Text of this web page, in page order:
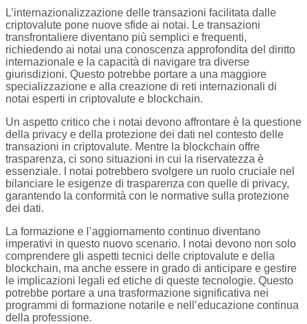
L’internazionalizzazione delle transazioni facilitata dalle
criptovalute pone nuove sfide ai notai. Le transazioni
transfrontaliere diventano più semplici e frequenti,
richiedendo ai notai una conoscenza approfondita del diritto
internazionale e la capacità di navigare tra diverse
giurisdizioni. Questo potrebbe portare a una maggiore
specializzazione e alla creazione di reti internazionali di
notai esperti in criptovalute e blockchain.
Un aspetto critico che i notai devono affrontare è la questione
della privacy e della protezione dei dati nel contesto delle
transazioni in criptovalute. Mentre la blockchain offre
trasparenza, ci sono situazioni in cui la riservatezza è
essenziale. I notai potrebbero svolgere un ruolo cruciale nel
bilanciare le esigenze di trasparenza con quelle di privacy,
garantendo la conformità con le normative sulla protezione
dei dati.
La formazione e l’aggiornamento continuo diventano
imperativi in questo nuovo scenario. I notai devono non solo
comprendere gli aspetti tecnici delle criptovalute e della
blockchain, ma anche essere in grado di anticipare e gestire
le implicazioni legali ed etiche di queste tecnologie. Questo
potrebbe portare a una trasformazione significativa nei
programmi di formazione notarile e nell’educazione continua
della professione.